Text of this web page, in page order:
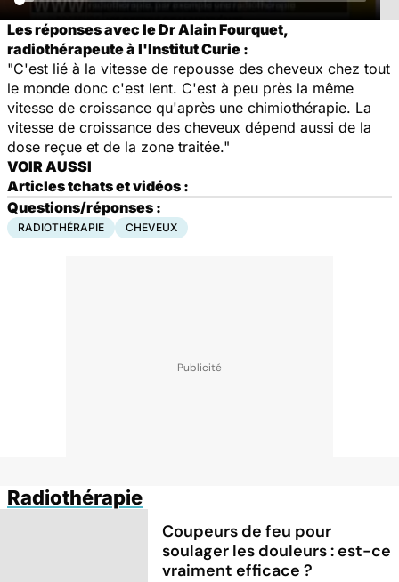
Les réponses avec le Dr Alain Fourquet,
radiothérapeute à l'Institut Curie :
"C'est lié à la vitesse de repousse des cheveux chez tout
le monde donc c'est lent. C'est à peu près la même
vitesse de croissance qu'après une chimiothérapie. La
vitesse de croissance des cheveux dépend aussi de la
dose reçue et de la zone traitée."
VOIR AUSSI
Articles tchats et vidéos :
Questions/réponses :
RADIOTHÉRAPIE CHEVEUX
Radiothérapie
Coupeurs de feu pour
soulager les douleurs : est-ce
vraiment efficace ?